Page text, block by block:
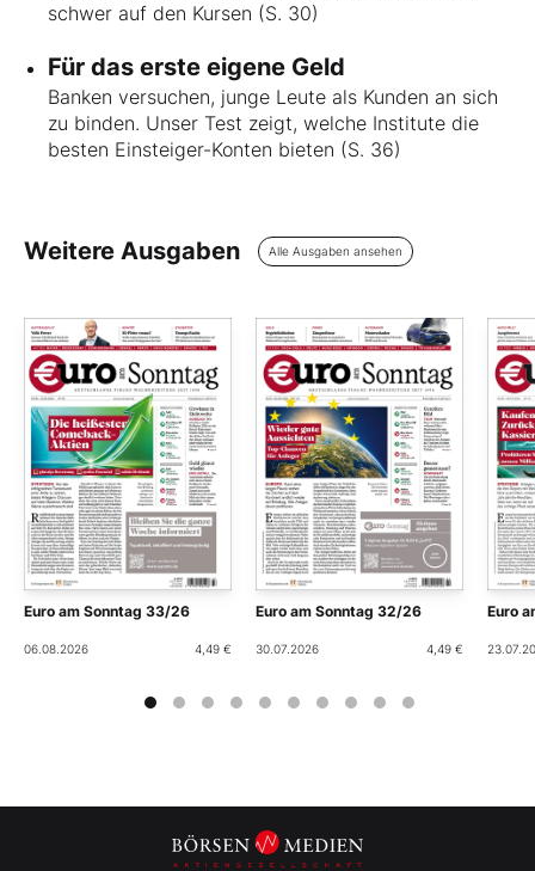
schwer auf den Kursen (S. 30)
Für das erste eigene Geld
Banken versuchen, junge Leute als Kunden an sich
zu binden. Unser Test zeigt, welche Institute die
besten Einsteiger-Konten bieten (S. 36)
Weitere Ausgaben Alle Ausgaben ansehen
Euro am Sonntag 33/26
06.08.2026 4,49 €
Euro am Sonntag 32/26
30.07.2026 4,49 €
Euro